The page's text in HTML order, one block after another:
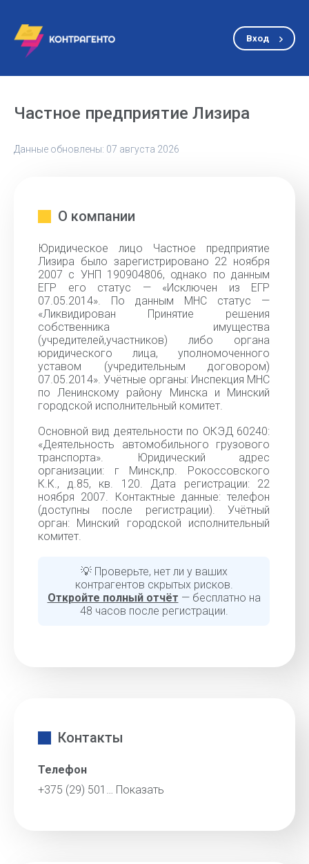
Вход
Частное предприятие Лизира
Данные обновлены: 07 августа 2026
О компании
Юридическое лицо Частное предприятие
Лизира было зарегистрировано 22 ноября
2007 с УНП 190904806, однако по данным
ЕГР его статус — «Исключен из ЕГР
07.05.2014». По данным МНС статус —
«Ликвидирован Принятие решения
собственника имущества
(учредителей,участников) либо органа
юридического лица, уполномоченного
уставом (учредительным договором)
07.05.2014». Учётные органы: Инспекция МНС
по Ленинскому району Минска и Минский
городской исполнительный комитет.
Основной вид деятельности по ОКЭД 60240:
«Деятельность автомобильного грузового
транспорта». Юридический адрес
организации: г Минск,пр. Рокоссовского
К.К., д.85, кв. 120. Дата регистрации: 22
ноября 2007. Контактные данные: телефон
(доступны после регистрации). Учётный
орган: Минский городской исполнительный
комитет.
💡 Проверьте, нет ли у ваших
контрагентов скрытых рисков.
Откройте полный отчёт — бесплатно на
48 часов после регистрации.
Контакты
Телефон
+375 (29) 501… Показать